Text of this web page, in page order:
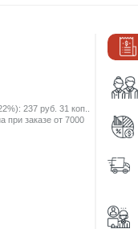
237 руб. 31 коп..
при заказе от 7000